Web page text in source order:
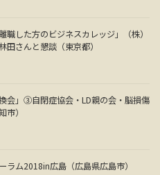
職した方のビジネスカレッジ」（株）
さんと懇談（東京都）
会」③自閉症協会・LD親の会・脳損傷
市）
ラム2018in広島（広島県広島市）